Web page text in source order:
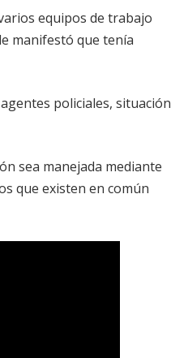
equipos de trabajo
manifestó que tenía
policiales, situación
sea manejada mediante
que existen en común